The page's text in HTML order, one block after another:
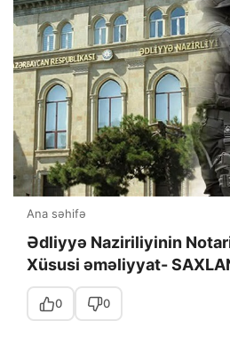
Ana səhifə
Ədliyyə Naziriliyinin
Xüsusi əməliyyat-
0 0